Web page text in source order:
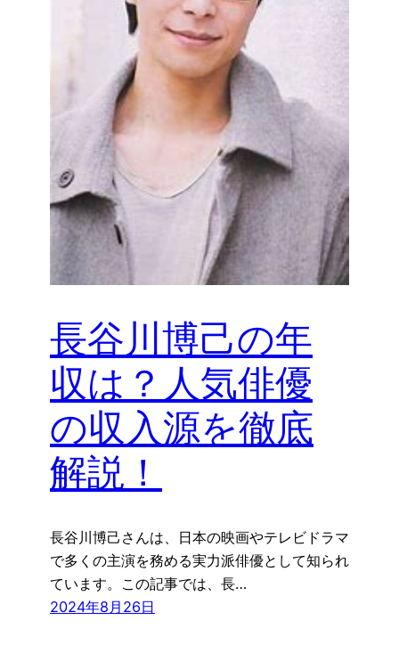
長谷川博己の年
収は？人気俳優
の収入源を徹底
解説！
長谷川博己さんは、日本の映画やテレビドラマ
で多くの主演を務める実力派俳優として知られ
ています。この記事では、長…
2024年8月26日